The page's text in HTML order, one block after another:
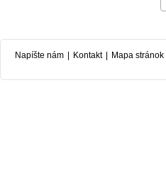
Napíšte nám | Kontakt | Mapa stránok